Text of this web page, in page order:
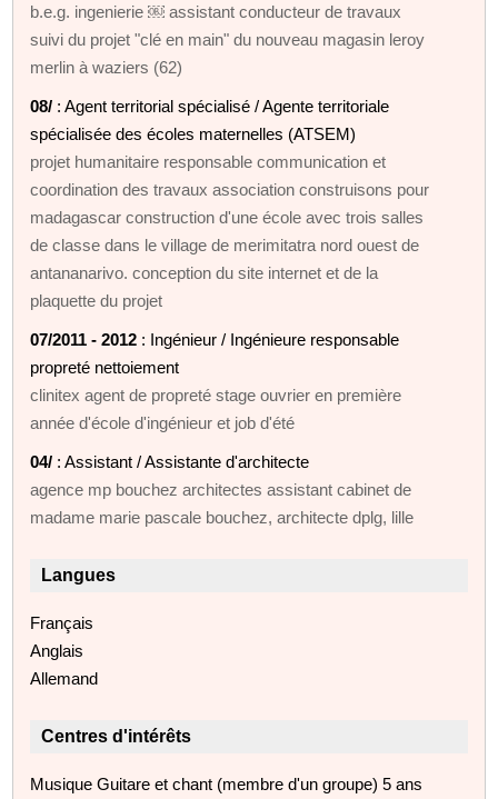
b.e.g. ingenierie ￼ assistant conducteur de travaux
suivi du projet "clé en main" du nouveau magasin leroy
merlin à waziers (62)
08/ : Agent territorial spécialisé / Agente territoriale
spécialisée des écoles maternelles (ATSEM)
projet humanitaire responsable communication et
coordination des travaux association construisons pour
madagascar construction d'une école avec trois salles
de classe dans le village de merimitatra nord ouest de
antananarivo. conception du site internet et de la
plaquette du projet
07/2011 - 2012 : Ingénieur / Ingénieure responsable
propreté nettoiement
clinitex agent de propreté stage ouvrier en première
année d'école d'ingénieur et job d'été
04/ : Assistant / Assistante d'architecte
agence mp bouchez architectes assistant cabinet de
madame marie pascale bouchez, architecte dplg, lille
Langues
Français
Anglais
Allemand
Centres d'intérêts
Musique Guitare et chant (membre d'un groupe) 5 ans